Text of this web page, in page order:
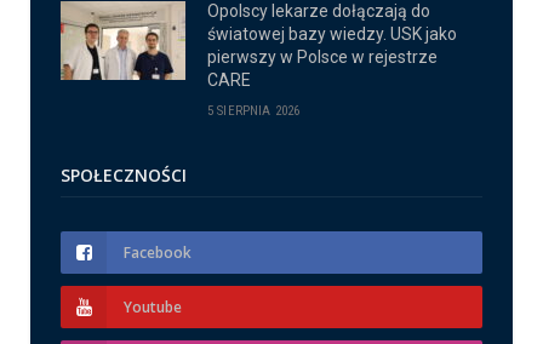
Opolscy lekarze dołączają do
światowej bazy wiedzy. USK jako
pierwszy w Polsce w rejestrze
CARE
5 SIERPNIA 2026
SPOŁECZNOŚCI
Facebook
Youtube